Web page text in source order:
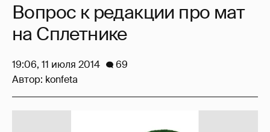
Вопрос к редакции про мат
на Сплетнике
19:06, 11 июля 2014
69
Автор: konfeta